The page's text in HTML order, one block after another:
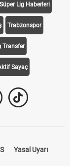
Süper Lig Haberleri
Trabzonspor
Transfer
Sayaç
Yasal Uyarı